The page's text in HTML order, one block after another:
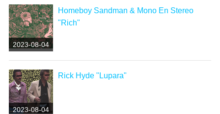
2023-08-04
Homeboy Sandman & Mono En Stereo
"Rich"
2023-08-04
Rick Hyde "Lupara"